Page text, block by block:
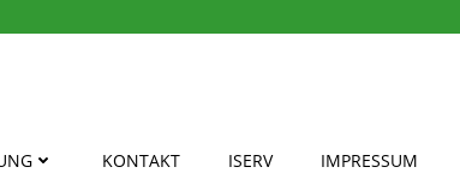
KONTAKT ISERV IMPRESSUM